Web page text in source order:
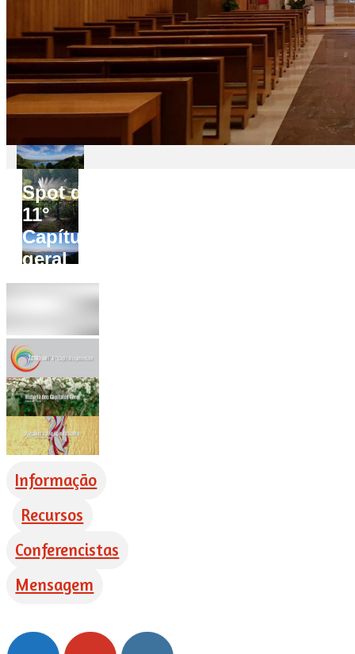
Spot do
11°
Capítulo
geral
Informação
Recursos
Conferencistas
Mensagem